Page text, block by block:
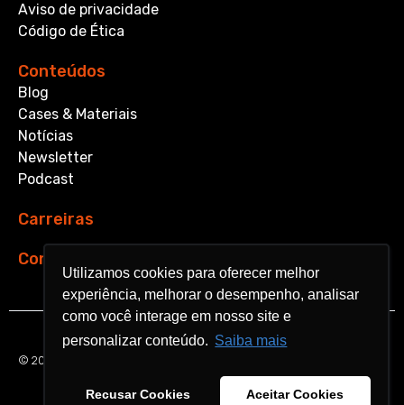
Utilizamos cookies para oferecer melhor
experiência, melhorar o desempenho, analisar
como você interage em nosso site e
personalizar conteúdo. Saiba mais
Recusar Cookies Aceitar Cookies
Utilizamos cookies para oferecer melhor
experiência, melhorar o desempenho, analisar
como você interage em nosso site e
personalizar conteúdo. Saiba mais
Recusar Cookies Aceitar Cookies
Aviso de privacidade
Código de Ética
Conteúdos
Blog
Cases & Materiais
Notícias
Newsletter
Podcast
Carreiras
Contato
© 2026 Aquarela Analytics. All rights reserved.